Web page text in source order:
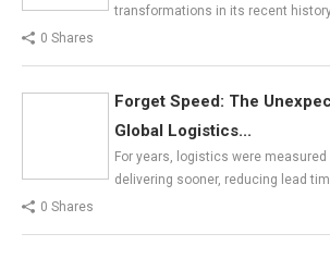
transformations in its recent
0 Shares
Forget Speed: The
Global Logistics...
For years, logistics were
delivering sooner, reducing lead
0 Shares